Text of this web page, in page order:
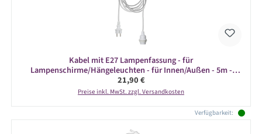
Kabel mit E27 Lampenfassung - für
Lampenschirme/Hängeleuchten - für Innen/Außen - 5m -
weiß
Regulärer Preis:
21,90 €
Preise inkl. MwSt. zzgl. Versandkosten
Verfügbarkeit: